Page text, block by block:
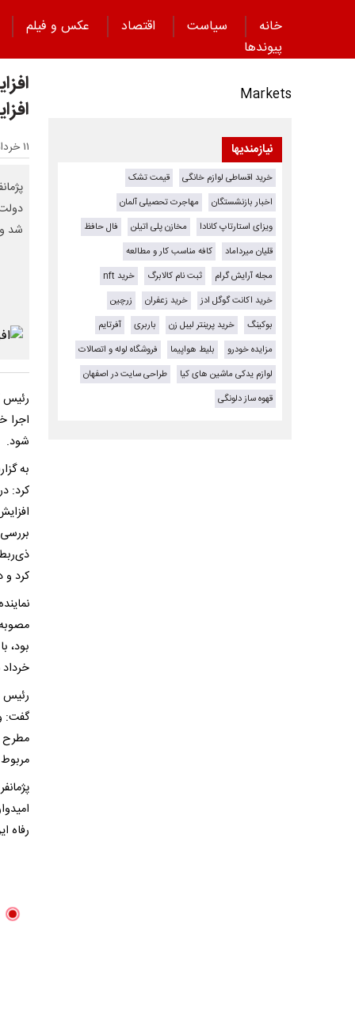
خانه سیاست اقتصاد عکس و فیلم
پیوند‌ها
۱۱ خرداد ۱۴۰۵ - ۱۵:۰۷
شد و
رئیس
اجرا
‌شود.
به
کرد:
کرد و
بود،
رئیس
گفت:
مطرح‌
رفاه
Markets
نیازمندیها
خرید اقساطی لوازم خانگی
قیمت تشک
اخبار بازنشستگان
مهاجرت تحصیلی آلمان
ویزای استارتاپ کانادا
مخازن پلی اتیلن
فال حافظ
قلیان میرداماد
کافه مناسب کار و مطالعه
مجله آرایش گرام
ثبت نام کالابرگ
خرید nft
خرید اکانت گوگل ادز
خرید زعفران
زرچین
بوکینگ
خرید پرینتر لیبل زن باربری
آفرتایم
مزایده خودرو
بلیط هواپیما
فروشگاه لوله و اتصالات
لوازم یدکی ماشین های کیا
طراحی سایت در اصفهان
قهوه ساز دلونگی